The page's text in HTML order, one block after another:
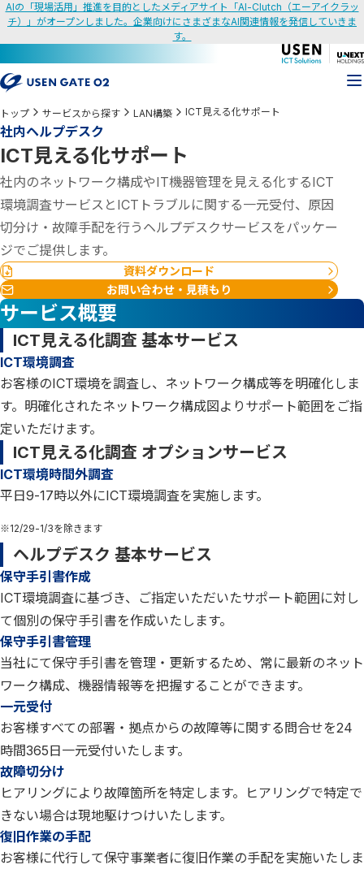
AIの「現場活用」推進を目的としたメディアサイト「AI-Clutch（エーアイクラッ
チ）」がオープンしました。企業向けにさまざまなAI関連情報を発信していきま
す。
トップ サービスから探す LAN構築 ICT見える化サポート
社内ヘルプデスク
ICT見える化サポート
社内のネットワーク構成やIT機器管理を見える化するICT
環境調査サービスとICTトラブルに関する一元受付、原因
切分け・故障手配を行うヘルプデスクサービスをパッケー
ジでご提供します。
資料ダウンロード
お問い合わせ・見積もり
サービス概要
ICT見える化調査 基本サービス
ICT環境調査
お客様のICT環境を調査し、ネットワーク構成等を明確化しま
す。明確化されたネットワーク構成図よりサポート範囲をご指
定いただけます。
ICT見える化調査 オプションサービス
ICT環境時間外調査
平日9-17時以外にICT環境調査を実施します。
※12/29-1/3を除きます
ヘルプデスク 基本サービス
保守手引書作成
ICT環境調査に基づき、ご指定いただいたサポート範囲に対し
て個別の保守手引書を作成いたします。
保守手引書管理
当社にて保守手引書を管理・更新するため、常に最新のネット
ワーク構成、機器情報等を把握することができます。
一元受付
お客様すべての部署・拠点からの故障等に関する問合せを24
時間365日一元受付いたします。
故障切分け
ヒアリングにより故障箇所を特定します。ヒアリングで特定で
きない場合は現地駆けつけいたします。
復旧作業の手配
お客様に代行して保守事業者に復旧作業の手配を実施いたしま